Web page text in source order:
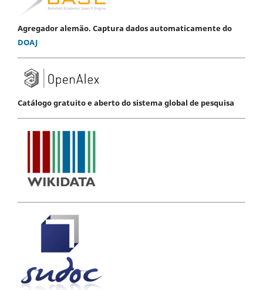
Agregador alemão. Captura dados automaticamente do
DOAJ
Catálogo gratuito e aberto do sistema global de pesquisa